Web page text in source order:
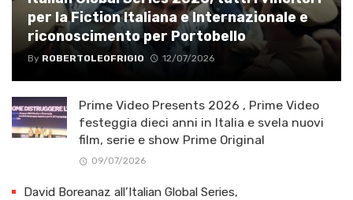
per la Fiction Italiana e Internazionale e
riconoscimento per Portobello
By ROBERTOLEOFRIGIO 12/07/2026
Prime Video Presents 2026 , Prime Video
festeggia dieci anni in Italia e svela nuovi
film, serie e show Prime Original
09/07/2026
David Boreanaz all’Italian Global Series,